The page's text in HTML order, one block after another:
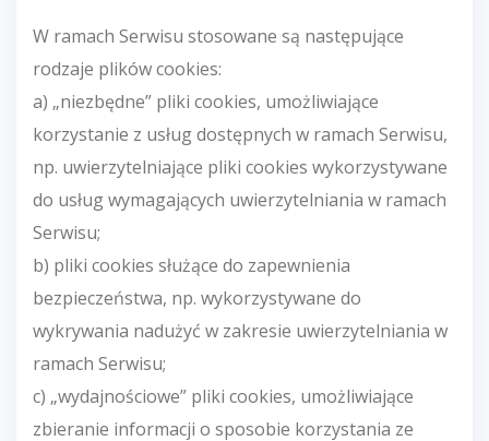
W ramach Serwisu stosowane są następujące
rodzaje plików cookies:
a) „niezbędne” pliki cookies, umożliwiające
korzystanie z usług dostępnych w ramach Serwisu,
np. uwierzytelniające pliki cookies wykorzystywane
do usług wymagających uwierzytelniania w ramach
Serwisu;
b) pliki cookies służące do zapewnienia
bezpieczeństwa, np. wykorzystywane do
wykrywania nadużyć w zakresie uwierzytelniania w
ramach Serwisu;
c) „wydajnościowe” pliki cookies, umożliwiające
zbieranie informacji o sposobie korzystania ze